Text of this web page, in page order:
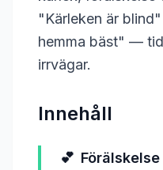
"Kärleken är
hemma bäst" —
irrvägar.
Innehåll
💕 Förälskelse